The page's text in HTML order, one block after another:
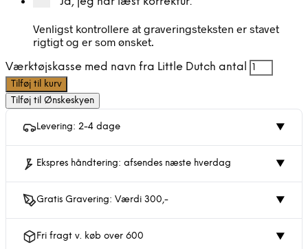
Venligst kontrollere at graveringsteksten er stavet
rigtigt og er som ønsket.
Værktøjskasse med navn fra Little Dutch antal
Tilføj til kurv
Tilføj til Ønskeskyen
Levering: 2-4 dage ▼
Ekspres håndtering: afsendes næste hverdag ▼
Gratis Gravering: Værdi 300,- ▼
Fri fragt v. køb over 600 ▼